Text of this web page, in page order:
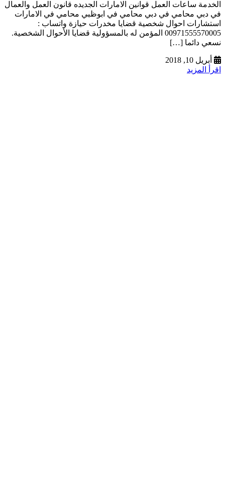
الخدمة ساعات العمل قوانين الامارات الجديده قانون العمل والعمال
في دبي محامي في دبي محامي في ابوظبي محامي في الامارات
استشارات احوال شخصية قضايا مخدرات حيازة واتساب :
00971555570005 المؤمن له بالمسؤولية قضايا الأحوال الشخصية.
نسعي دائما […]
أبريل 10, 2018
اقرأ المزيد